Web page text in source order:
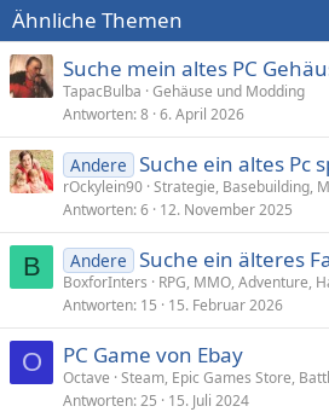
Ähnliche Themen
Suche mein altes PC
TapacBulba Gehäuse und Modding
Antworten 8 6. April 2026
Andere Suche ein altes Pc
rOckylein90 Strategie, Basebuilding,
Antworten 6 12. November 2025
B Andere Suche ein älteres
BoxforInters
RPG, MMO, Adventure,
Antworten 15 15. Februar 2026
O PC Game von Ebay
Octave Steam, Epic Games Store,
Antworten 25 15. Juli 2024